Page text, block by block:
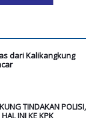
dari Kalikangkung
TINDAKAN POLISI,
INI KE KPK